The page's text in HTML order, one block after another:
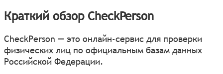
Краткий обзор CheckPerson
CheckPerson — это онлайн-сервис для проверки
физических лиц по официальным базам данных
Российской Федерации.